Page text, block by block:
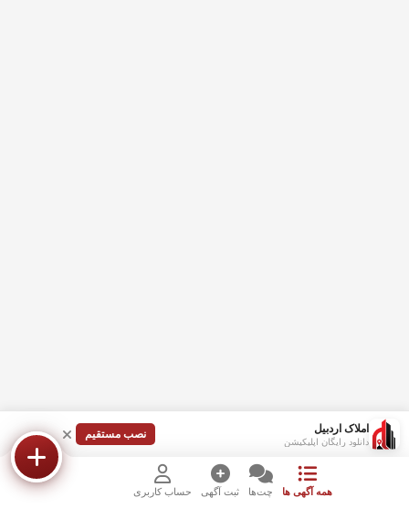
املاک اردبیل
دانلود رایگان اپلیکیشن
نصب مستقیم
همه آگهی ها چت‌ها ثبت آگهی حساب کاربری